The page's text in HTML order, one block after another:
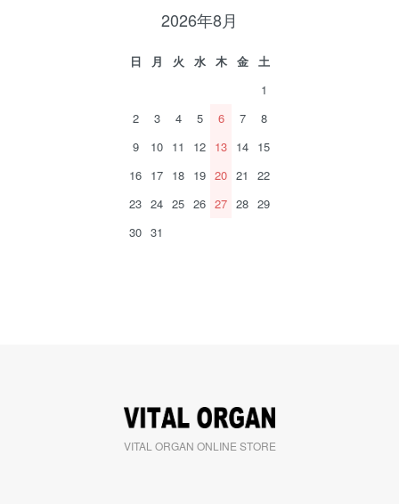
2026年8月
日 月 火 水 木 金
土
1
2
3 4 5 6 7
8
9
10 11 12 13 14 15
16 17 18 19 20 21
22
23 24 25 26 27 28 29
30 31
VITAL ORGAN ONLINE STORE